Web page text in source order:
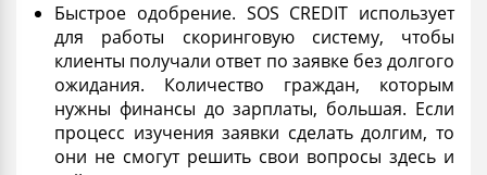
Быстрое одобрение. SOS CREDIT использует
для работы скоринговую систему, чтобы
клиенты получали ответ по заявке без долгого
ожидания. Количество граждан, которым
нужны финансы до зарплаты, большая. Если
процесс изучения заявки сделать долгим, то
они не смогут решить свои вопросы здесь и